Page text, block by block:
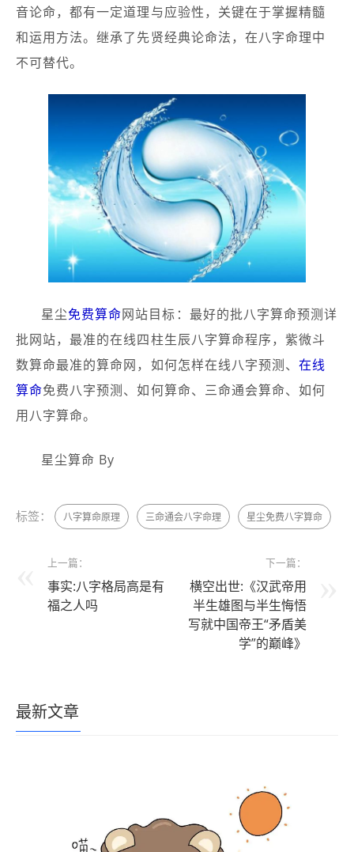
音论命，都有一定道理与应验性，关键在于掌握精髓
和运用方法。继承了先贤经典论命法，在八字命理中
不可替代。
星尘免费算命网站目标：最好的批八字算命预测详
批网站，最准的在线四柱生辰八字算命程序，紫微斗
数算命最准的算命网，如何怎样在线八字预测、在线
算命免费八字预测、如何算命、三命通会算命、如何
用八字算命。
星尘算命 By
标签： 八字算命原理 三命通会八字命理 星尘免费八字算命
上一篇：
事实:八字格局高是有
福之人吗
下一篇：
横空出世:《汉武帝用
半生雄图与半生悔悟
写就中国帝王“矛盾美
学”的巅峰》
最新文章